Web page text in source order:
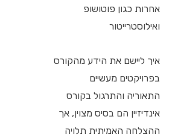
אחרות כגון פוטושופ
ואילוסטרייטור
איך ליישם את הידע מהקורס
בפרויקטים מעשיים
התאוריה והתרגול בקורס
אינדיזיין הם בסיס מצוין, אך
ההצלחה האמיתית תלויה